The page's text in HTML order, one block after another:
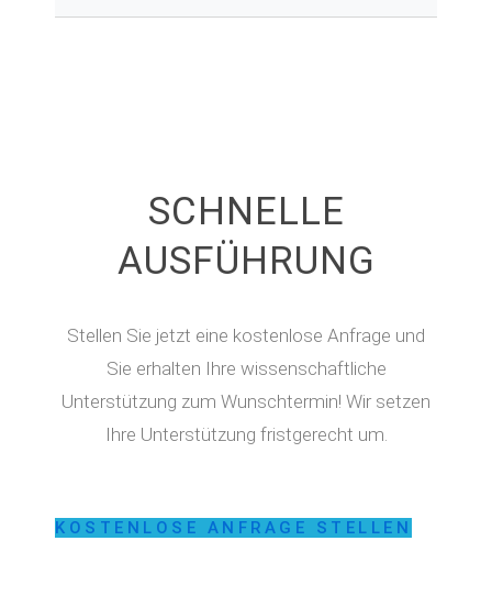
SCHNELLE
AUSFÜHRUNG
Stellen Sie jetzt eine kostenlose Anfrage und
Sie erhalten Ihre wissenschaftliche
Unterstützung zum Wunschtermin! Wir setzen
Ihre Unterstützung fristgerecht um.
KOSTENLOSE ANFRAGE STELLEN